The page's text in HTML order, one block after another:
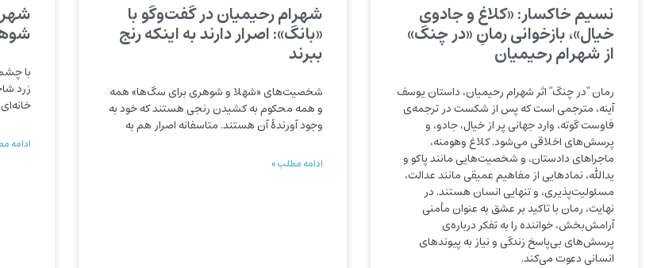
نسیم خاکسار: «کلاغ و جادوی
خیال»، بازخوانی رمانِ «در چنگ»
از شهرام رحیمیان
رمان “در چنگ” اثر شهرام رحیمیان، داستان یوسف
آینه، مترجمی است که پس از شکست در ترجمه‌ی
فاوست گوته، وارد جهانی پر از خیال، جادو، و
پرسش‌های اخلاقی می‌شود. کلاغ وهومنه،
ماجراهای دادستان، و شخصیت‌هایی مانند پاکو و
یدالله، نمادهایی از مفاهیم عمیقی مانند عدالت،
مسئولیت‌پذیری، و تنهایی انسان هستند. در
نهایت، رمان با تاکید بر عشق به عنوان مأمنی
آرامش‌بخش، خواننده را به تفکر درباره‌ی
پرسش‌های بی‌پاسخ زندگی و نیاز به پیوندهای
انسانی دعوت می‌کند.
شهرام رحیمیان در گفت‌وگو با
«بانگ»: اصرار دارند به اینکه رنج
ببرند
شخصیت‌های «شهلا و شوهری برای سگ‌ها» همه
و همه محکوم به کشیدن رنجی هستند که خود به
وجود آورندۀ آن هستند. متاسفانه اصرار هم به
ادامه مطلب »
با
زرد
ادامه